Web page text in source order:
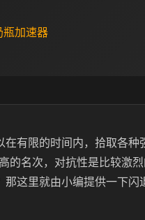
加速器
在有限的时间内，拾取各
的名次，对抗性是比较激
那这里就由小编提供一下